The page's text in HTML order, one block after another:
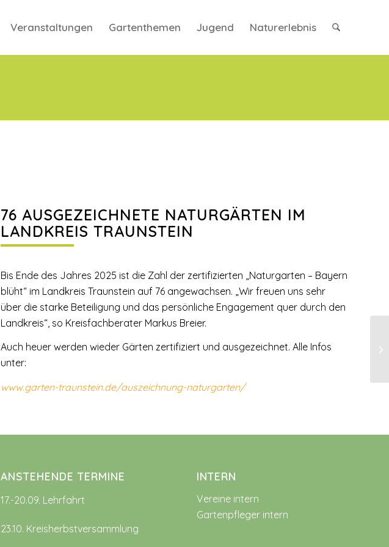
Veranstaltungen Gartenthemen Jugend Naturerlebnis
76 AUSGEZEICHNETE NATURGÄRTEN IM
LANDKREIS TRAUNSTEIN
Bis Ende des Jahres 2025 ist die Zahl der zertifizierten „Naturgarten – Bayern
blüht“ im Landkreis Traunstein auf 76 angewachsen. „Wir freuen uns sehr
über die starke Beteiligung und das persönliche Engagement quer durch den
Landkreis“, so Kreisfachberater Markus Breier.
Auch heuer werden wieder Gärten zertifiziert und ausgezeichnet. Alle Infos
unter:
www.garten-traunstein.de/auszeichnung-naturgarten/
ANSTEHENDE TERMINE
17.-20.09. Lehrfahrt
23.10. Kreisherbstversammlung
INTERN
Vereine intern
Gartenpfleger intern